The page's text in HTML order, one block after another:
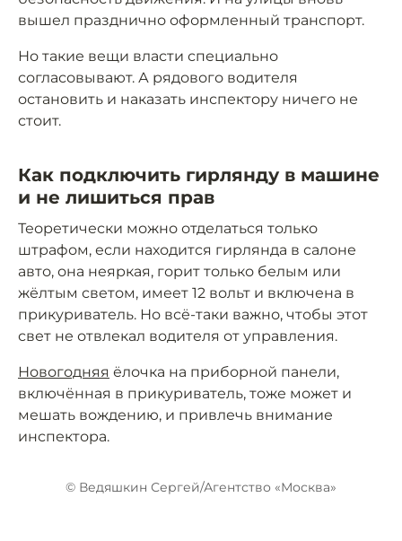
вышел празднично оформленный транспорт.
Но такие вещи власти специально
согласовывают. А рядового водителя
остановить и наказать инспектору ничего не
стоит.
Как подключить гирлянду в машине
и не лишиться прав
Теоретически можно отделаться только
штрафом, если находится гирлянда в салоне
авто, она неяркая, горит только белым или
жёлтым светом, имеет 12 вольт и включена в
прикуриватель. Но всё-таки важно, чтобы этот
свет не отвлекал водителя от управления.
Новогодняя ёлочка на приборной панели,
включённая в прикуриватель, тоже может и
мешать вождению, и привлечь внимание
инспектора.
© Ведяшкин Сергей/Агентство «Москва»